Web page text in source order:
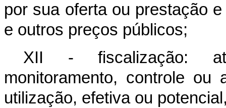
por sua oferta ou prestação
e outros preços públicos;
XII - fiscalização:
monitoramento, controle
utilização, efetiva ou